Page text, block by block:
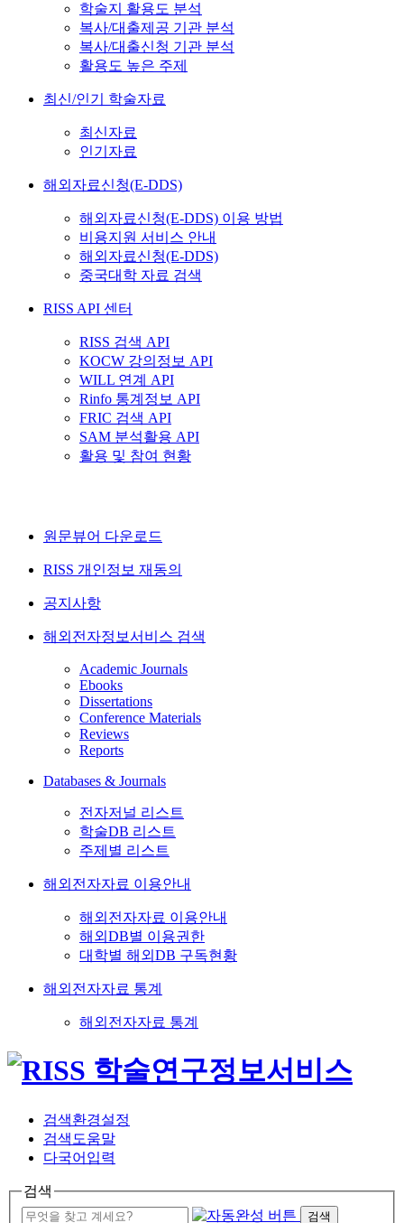
학술지 활용도 분석
복사/대출제공 기관 분석
복사/대출신청 기관 분석
활용도 높은 주제
최신/인기 학술자료
최신자료
인기자료
해외자료신청(E-DDS)
해외자료신청(E-DDS) 이용 방법
비용지원 서비스 안내
해외자료신청(E-DDS)
중국대학 자료 검색
RISS API 센터
RISS 검색 API
KOCW 강의정보 API
WILL 연계 API
Rinfo 통계정보 API
FRIC 검색 API
SAM 분석활용 API
활용 및 참여 현황
원문뷰어 다운로드
RISS 개인정보 재동의
공지사항
해외전자정보서비스 검색
Academic Journals
Ebooks
Dissertations
Conference Materials
Reviews
Reports
Databases & Journals
전자저널 리스트
학술DB 리스트
주제별 리스트
해외전자자료 이용안내
해외전자자료 이용안내
해외DB별 이용권한
대학별 해외DB 구독현황
해외전자자료 통계
해외전자자료 통계
검색환경설정
검색도움말
다국어입력
검색
검색